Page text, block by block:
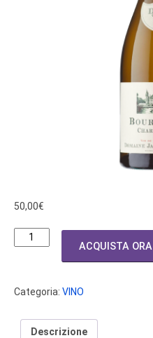
50,00€
BOURGOGNE
DOMAIN
CHARDONNAY
ACQUISTA ORA
Categoria: VINO
Descrizione